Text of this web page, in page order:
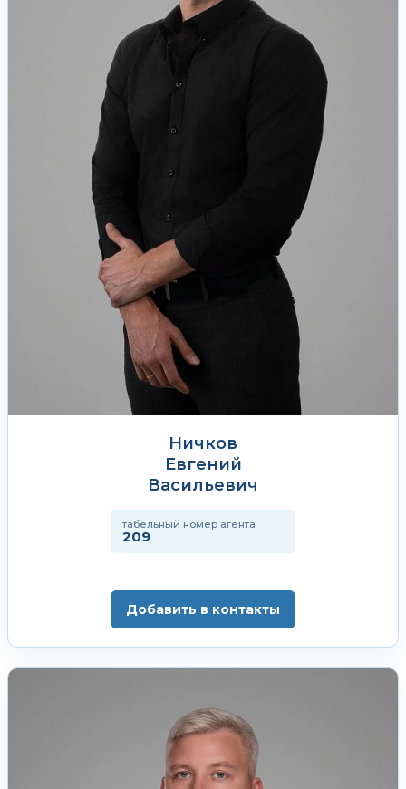
Ничков
Евгений
Васильевич
табельный номер агента
209
Добавить в контакты